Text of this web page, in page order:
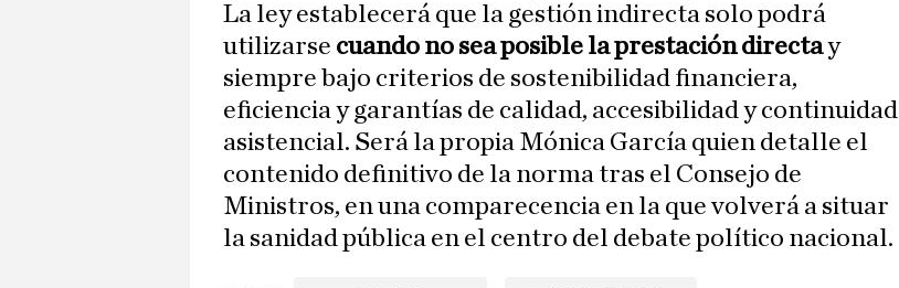
La ley establecerá que la gestión indirecta solo podrá
utilizarse cuando no sea posible la prestación directay
siempre bajo criterios de sostenibilidad financiera,
eficiencia y garantías de calidad, accesibilidad y continuidad
asistencial. Será la propia Mónica García quien detalle el
contenido definitivo de la norma tras el Consejo de
Ministros, en una comparecencia en la que volverá a situar
la sanidad pública en el centro del debate político nacional.